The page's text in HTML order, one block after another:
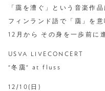
「靄を漕ぐ」という音楽作
フィンランド語で「靄」を
12月から その身を一歩前に
USVA LIVECONCERT
“冬靄” at fluss
12/10(日)